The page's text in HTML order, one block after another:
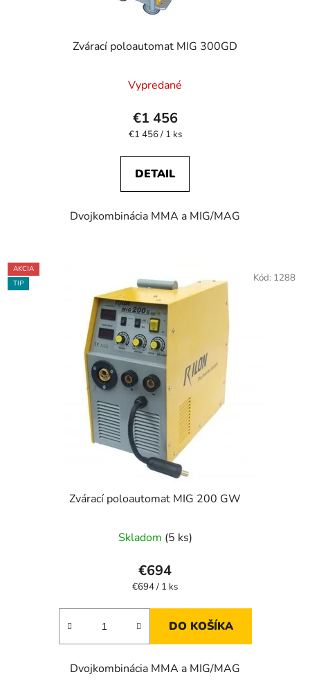
Zvárací poloautomat MIG 300GD
Vypredané
€1 456
Jednotková
€1 456 / 1 ks
DETAIL
Dvojkombinácia MMA a MIG/MAG
AKCIA
TIP
Zvárací poloautomat MIG 200 GW
Skladom (5 ks)
€694
Jednotková
€694 / 1 ks
DO KOŠÍKA
Dvojkombinácia MMA a MIG/MAG
Kód: 1288